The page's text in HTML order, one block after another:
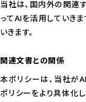
当社は、国内外の関連
ってAIを活用していき
いきます。
関連文書との関係
本ポリシーは、当社が
ポリシーをより具体化